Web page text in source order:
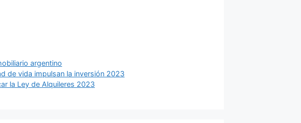
argentino
de vida impulsan la inversión 2023
la Ley de Alquileres 2023